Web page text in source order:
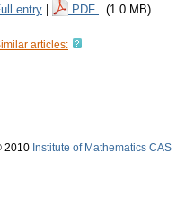
entry
PDF (1.0 MB)
articles:
2010 Institute of Mathematics CAS